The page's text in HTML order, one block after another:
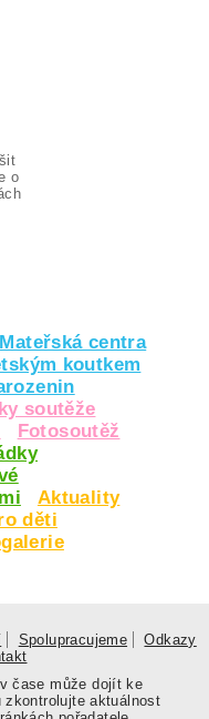
o
Mateřská centra
koutkem
soutěže
Fotosoutěž
Aktuality
děti
Spolupracujeme
Odkazy
čase může dojít ke
aktuálnost